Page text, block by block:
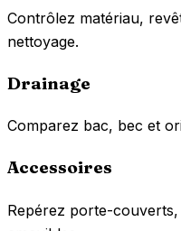
Contrôlez matériau,
nettoyage.
Drainage
Comparez bac, bec et
Accessoires
Repérez porte-